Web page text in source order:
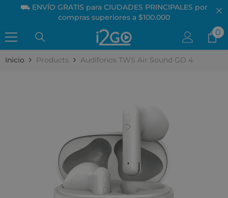
Skip to content
⛟ ENVÍO GRATIS para CIUDADES PRINCIPALES por
compras superiores a $100.000
00
Inicio Products Audífonos TWS Air Sound GO 4